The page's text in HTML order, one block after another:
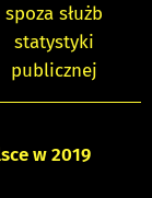
spoza służb
statystyki
publicznej
w 2019